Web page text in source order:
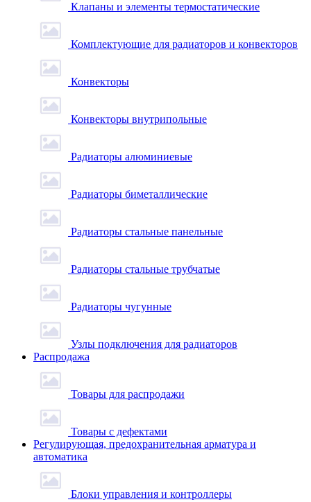
Клапаны и элементы термостатические
Комплектующие для радиаторов и конвекторов
Конвекторы
Конвекторы внутрипольные
Радиаторы алюминиевые
Радиаторы биметаллические
Радиаторы стальные панельные
Радиаторы стальные трубчатые
Радиаторы чугунные
Узлы подключения для радиаторов
Распродажа
Товары для распродажи
Товары с дефектами
Регулирующая, предохранительная арматура и
автоматика
Блоки управления и контроллеры